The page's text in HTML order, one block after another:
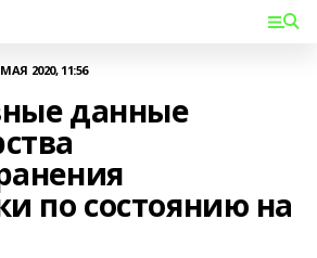
МАЯ 2020, 11:56
данные
по состоянию на